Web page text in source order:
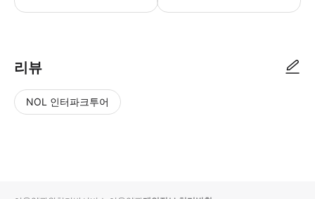
리뷰
NOL 인터파크투어